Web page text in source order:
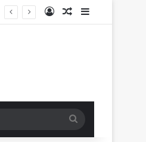
Log InRandom Article
Sidebar